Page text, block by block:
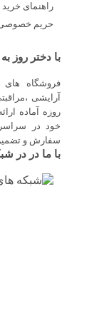
راهنمای خرید
حریم
با دختر روز
فروشگاه های
آرایشی
روزه آماده
خود در
سفارش و
با ما در در